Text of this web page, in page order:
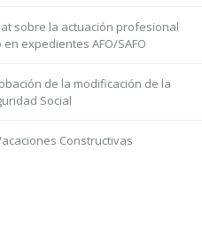
sobre la actuación profesional
expedientes AFO/SAFO
de la modificación de la
Social
Constructivas